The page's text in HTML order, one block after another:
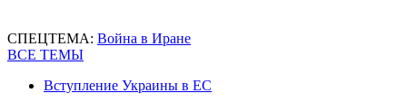
СПЕЦТЕМА: Война в Иране
ВСЕ ТЕМЫ
Вступление Украины в ЕС